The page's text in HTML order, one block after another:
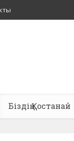
Біздің Қостанай